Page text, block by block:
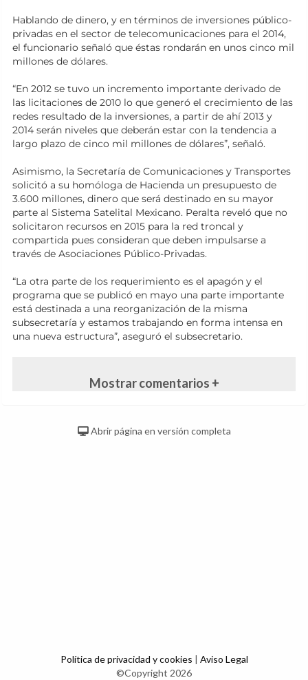
Hablando de dinero, y en términos de inversiones público-
privadas en el sector de telecomunicaciones para el 2014,
el funcionario señaló que éstas rondarán en unos cinco mil
millones de dólares.
“En 2012 se tuvo un incremento importante derivado de
las licitaciones de 2010 lo que generó el crecimiento de las
redes resultado de la inversiones, a partir de ahí 2013 y
2014 serán niveles que deberán estar con la tendencia a
largo plazo de cinco mil millones de dólares”, señaló.
Asimismo, la Secretaría de Comunicaciones y Transportes
solicitó a su homóloga de Hacienda un presupuesto de
3.600 millones, dinero que será destinado en su mayor
parte al Sistema Satelital Mexicano. Peralta reveló que no
solicitaron recursos en 2015 para la red troncal y
compartida pues consideran que deben impulsarse a
través de Asociaciones Público-Privadas.
“La otra parte de los requerimiento es el apagón y el
programa que se publicó en mayo una parte importante
está destinada a una reorganización de la misma
subsecretaría y estamos trabajando en forma intensa en
una nueva estructura”, aseguró el subsecretario.
Mostrar comentarios +
Abrir página en versión completa
Política de privacidad y cookies | Aviso Legal
©Copyright 2026